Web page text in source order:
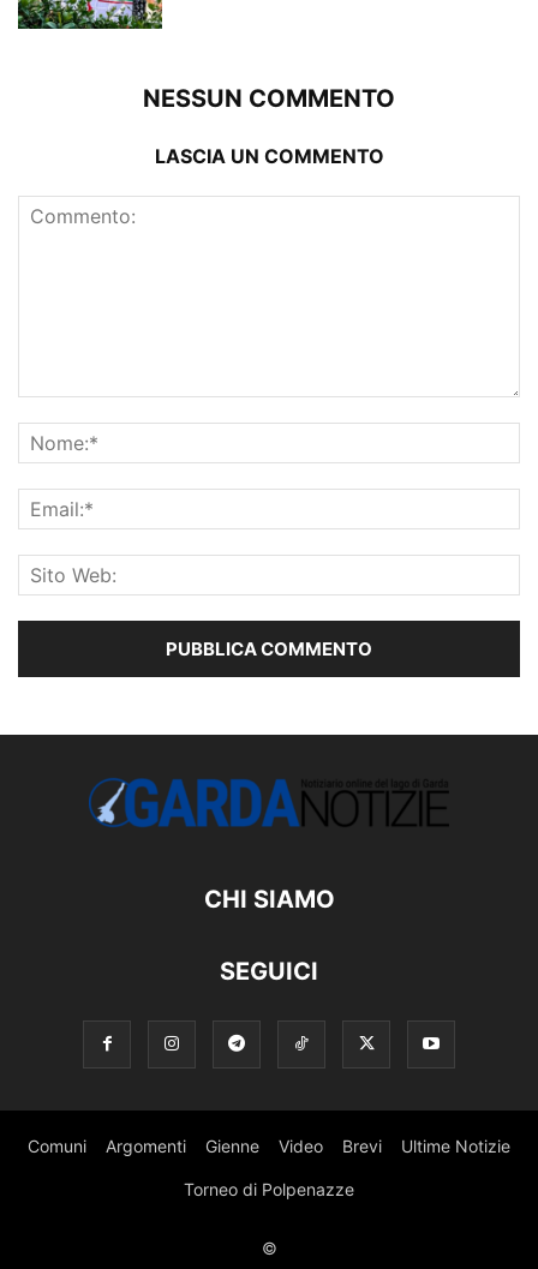
NESSUN COMMENTO
LASCIA UN COMMENTO
CHI SIAMO
SEGUICI
Comuni Argomenti Gienne Video Brevi Ultime Notizie
Torneo di Polpenazze
©